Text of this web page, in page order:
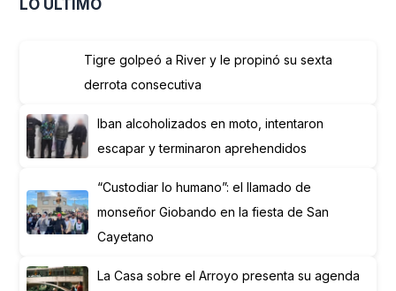
LO ÚLTIMO
Tigre golpeó a River y le propinó su sexta
derrota consecutiva
Iban alcoholizados en moto, intentaron
escapar y terminaron aprehendidos
“Custodiar lo humano”: el llamado de
monseñor Giobando en la fiesta de San
Cayetano
La Casa sobre el Arroyo presenta su agenda